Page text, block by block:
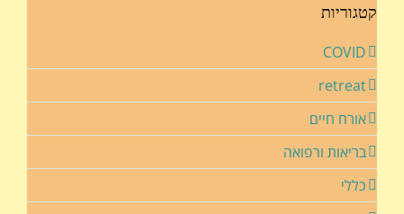
קטגוריות
COVID
retreat
אורח חיים
בריאות ורפואה
כללי